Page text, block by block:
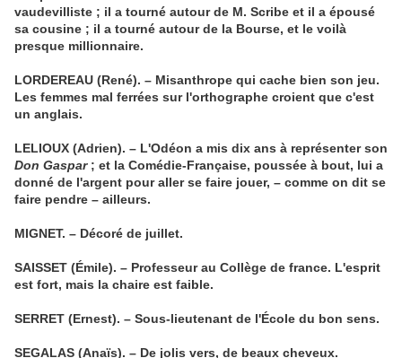
vaudevilliste ; il a tourné autour de M. Scribe et il a épousé
sa cousine ; il a tourné autour de la Bourse, et le voilà
presque millionnaire.
LORDEREAU (René). – Misanthrope qui cache bien son jeu.
Les femmes mal ferrées sur l'orthographe croient que c'est
un anglais.
LELIOUX (Adrien). – L'Odéon a mis dix ans à représenter son
Don Gaspar; et la Comédie-Française, poussée à bout, lui a
donné de l'argent pour aller se faire jouer, – comme on dit se
faire pendre – ailleurs.
MIGNET. – Décoré de juillet.
SAISSET (Émile). – Professeur au Collège de france. L'esprit
est fort, mais la chaire est faible.
SERRET (Ernest). – Sous-lieutenant de l'École du bon sens.
SEGALAS (Anaïs). – De jolis vers, de beaux cheveux.